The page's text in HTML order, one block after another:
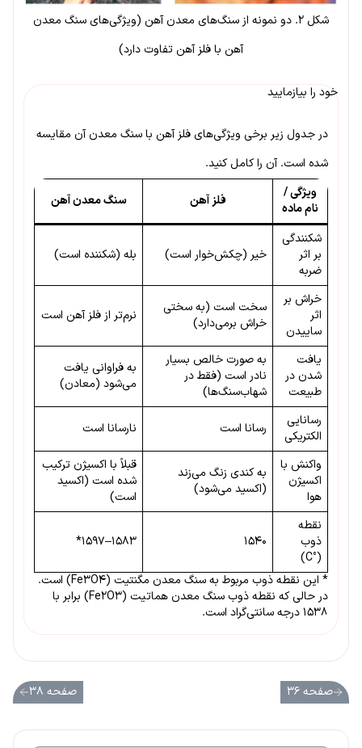
شکل ۲. دو نمونه از سنگ‌های معدن آهن (ویژگی‌های سنگ معدن
آهن با فلز آهن تفاوت دارد)
خود را بیازمایید
در جدول زیر برخی ویژگی‌های فلز آهن با سنگ معدن آن مقایسه
شده است. آن را کامل کنید.
ویژگی /
نام ماده
فلز آهن سنگ معدن آهن
شکنندگی
بر اثر
ضربه
خیر (چکش‌خوار است) بله (شکننده است)
خراش بر
اثر
ساییدن
سخت است (به سختی
خراش برمی‌دارد)
نرم‌تر از فلز آهن است
یافت
شدن در
طبیعت
به صورت خالص بسیار
نادر است (فقط در
شهاب‌سنگ‌ها)
به فراوانی یافت
می‌شود (معادن)
رسانایی
الکتریکی
رسانا است نارسانا است
واکنش با
اکسیژن
هوا
به کندی زنگ می‌زند
(اکسید می‌شود)
قبلاً با اکسیژن ترکیب
شده است (اکسید
است)
نقطه
ذوب
(°C)
۱۵۴۰ ۱۵۸۳–۱۵۹۷*
* این نقطه ذوب مربوط به سنگ معدن مگنتیت (Fe3O4) است.
در حالی که نقطه ذوب سنگ معدن هماتیت (Fe2O3) برابر با
۱۵۳۸ درجه سانتی‌گراد است.
صفحه ۳۶ صفحه ۳۸